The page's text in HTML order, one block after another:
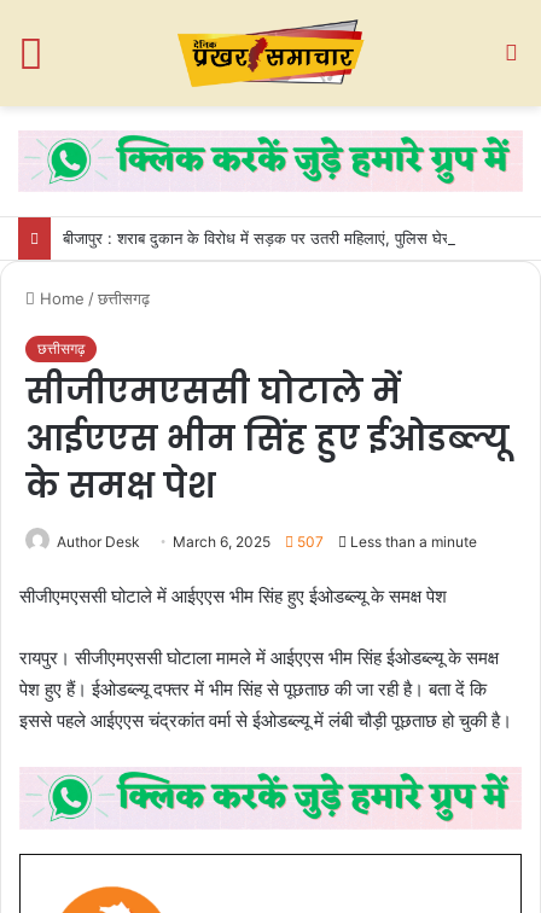
Home /छत्तीसगढ़
छत्तीसगढ़
सीजीएमएससी घोटाले में
आईएएस भीम सिंह हुए ईओडब्ल्यू
के समक्ष पेश
Author Desk March 6, 2025 507 Less than a minute
सीजीएमएससी घोटाले में आईएएस भीम सिंह हुए ईओडब्ल्यू के समक्ष पेश
रायपुर। सीजीएमएससी घोटाला मामले में आईएएस भीम सिंह ईओडब्ल्यू के समक्ष
पेश हुए हैं। ईओडब्ल्यू दफ्तर में भीम सिंह से पूछताछ की जा रही है। बता दें कि
इससे पहले आईएएस चंद्रकांत वर्मा से ईओडब्ल्यू में लंबी चौड़ी पूछताछ हो चुकी है।